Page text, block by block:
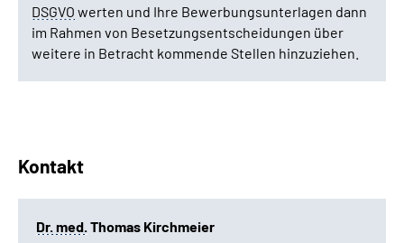
DSGVO werten und Ihre Bewerbungsunterlagen dann
im Rahmen von Besetzungsentscheidungen über
weitere in Betracht kommende Stellen hinzuziehen.
Kontakt
Dr. med. Thomas Kirchmeier